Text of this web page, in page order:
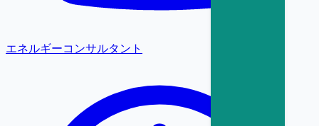
エネルギーコンサルタント